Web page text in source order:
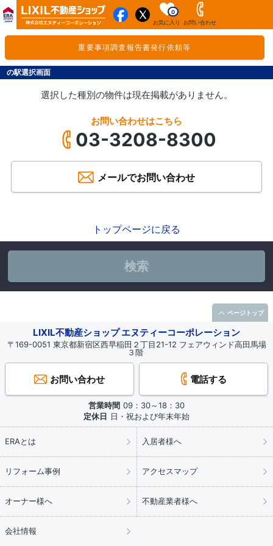
お気に入り
0
お問い合わせ
重要事項調査報告書発行依頼等
の駅選択画面
選択した種別の物件は現在掲載がありません。
お問い合わせはこちら
03-3208-8300
メールでお問い合わせ
トップページに戻る
検索
LIXIL不動産ショップ エヌティーコーポレーション
〒169-0051 東京都新宿区西早稲田２丁目21-12 フェアウィンド高田馬場
３階
お問い合わせ 電話する
営業時間 09：30～18：30
定休日 日・祝および年末年始
ERAとは 入居者様へ
リフォーム事例 アクセスマップ
オーナー様へ 不動産業者様へ
会社情報
ページトップ